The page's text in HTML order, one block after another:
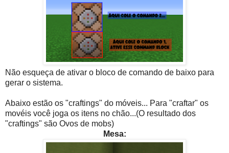
Não esqueça de ativar o bloco de comando de baixo para
gerar o sistema.
Abaixo estão os "craftings" do móveis... Para "craftar" os
movéis você joga os itens no chão...(O resultado dos
"craftings" são Ovos de mobs)
Mesa: